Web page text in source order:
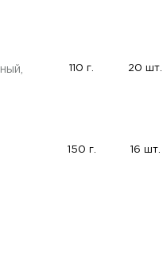
110 г. 20 шт.
150 г. 16 шт.